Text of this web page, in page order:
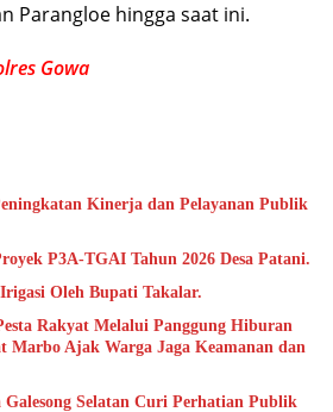
Parangloe hingga saat ini.
Gowa
Kinerja dan Pelayanan Publik
P3A-TGAI Tahun 2026 Desa Patani.
Oleh Bupati Takalar.
Rakyat Melalui Panggung Hiburan
Marbo Ajak Warga Jaga Keamanan dan
Selatan Curi Perhatian Publik